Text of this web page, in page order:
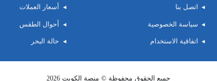
اتصل بنا
سياسة الخصوصية
اتفاقية الاستخدام
أسعار العملات
أحوال الطقس
حالة البحر
جميع الحقوق محفوظة © منصة الكويت 2026